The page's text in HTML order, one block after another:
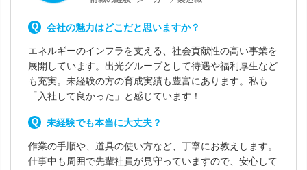
会社の魅力はどこだと思いますか？
エネルギーのインフラを支える、社会貢献性の高い事業を
展開しています。出光グループとして待遇や福利厚生など
も充実。未経験の方の育成実績も豊富にあります。私も
「入社して良かった」と感じています！
未経験でも本当に大丈夫？
作業の手順や、道具の使い方など、丁寧にお教えします。
仕事中も周囲で先輩社員が見守っていますので、安心して